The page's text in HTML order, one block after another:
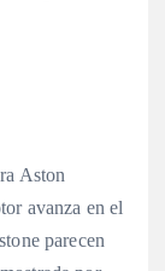
Aston
avanza en el
parecen